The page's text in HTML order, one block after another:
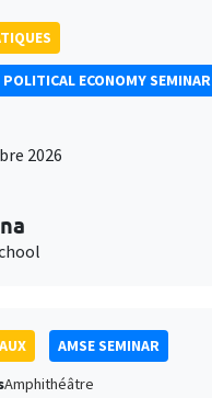
ECONOMY SEMINAR
2026
Amphithéâtre